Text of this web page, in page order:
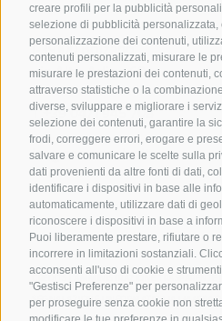
creare profili per la pubblicità
selezione di pubblicità personalizzata,
personalizzazione dei contenuti,
contenuti personalizzati, misurare le
misurare le prestazioni dei contenuti,
attraverso statistiche o la
diverse, sviluppare e migliorare i
selezione dei contenuti, garantire la
frodi, correggere errori, erogare e
salvare e comunicare le scelte sulla
dati provenienti da altre fonti di dati,
identificare i dispositivi in base alle
automaticamente, utilizzare dati di
riconoscere i dispositivi in base a
Puoi liberamente prestare, rifiutare o
incorrere in limitazioni sostanziali.
acconsenti all'uso di cookie e
"Gestisci Preferenze" per
per proseguire senza cookie non
I-39100 Bolzano
via Alto Adige 60
T +39 0471 945 708
ire@camcom.bz.it
P. IVA: 01716880214
CREDITS|AMMINISTRAZIONE TRASPARENTE|
SEGNALAZIONE|INFORMATIVA IA|MAPPA